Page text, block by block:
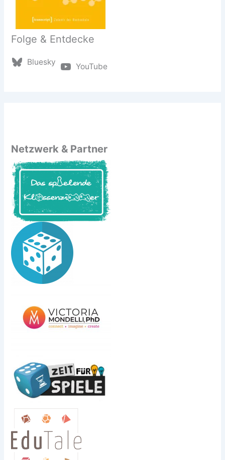
Folge & Entdecke
Bluesky YouTube
Netzwerk & Partner